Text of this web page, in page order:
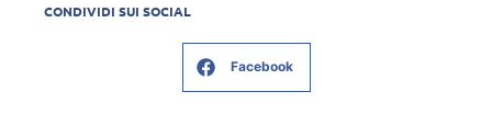
CONDIVIDI SUI SOCIAL
Facebook